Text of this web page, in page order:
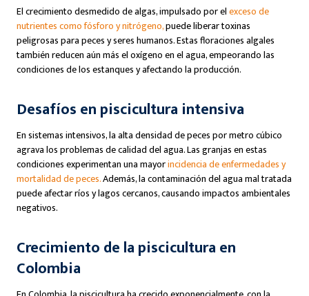
El crecimiento desmedido de algas, impulsado por elexceso de
nutrientes como fósforo y nitrógeno,puede liberar toxinas
peligrosas para peces y seres humanos. Estas floraciones algales
también reducen aún más el oxígeno en el agua, empeorando las
condiciones de los estanques y afectando la producción.
Desafíos en piscicultura intensiva
En sistemas intensivos, la alta densidad de peces por metro cúbico
agrava los problemas de calidad del agua. Las granjas en estas
condiciones experimentan una mayorincidencia de enfermedades y
mortalidad de peces.Además, la contaminación del agua mal tratada
puede afectar ríos y lagos cercanos, causando impactos ambientales
negativos.
Crecimiento de la piscicultura en
Colombia